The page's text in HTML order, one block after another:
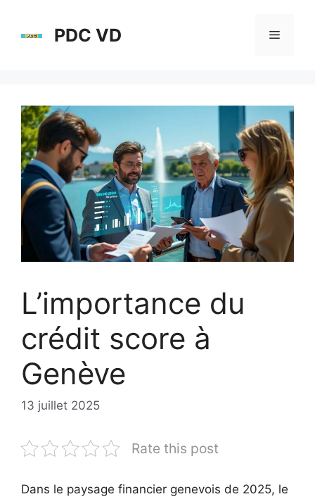
PDC VD Menu
L’importance du
crédit score à
Genève
13 juillet 2025
Rate this post
Dans le paysage financier genevois de 2025, le